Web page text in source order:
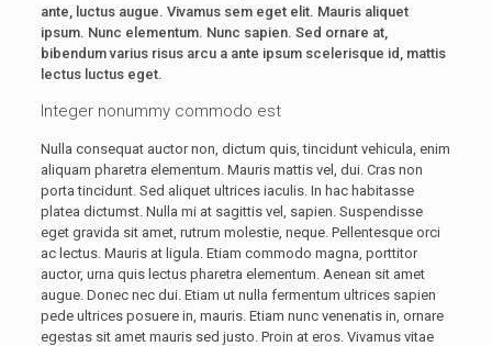
ante, luctus augue. Vivamus sem eget elit. Mauris aliquet
ipsum. Nunc elementum. Nunc sapien. Sed ornare at,
bibendum varius risus arcu a ante ipsum scelerisque id, mattis
lectus luctus eget.
Integer nonummy commodo est
Nulla consequat auctor non, dictum quis, tincidunt vehicula, enim
aliquam pharetra elementum. Mauris mattis vel, dui. Cras non
porta tincidunt. Sed aliquet ultrices iaculis. In hac habitasse
platea dictumst. Nulla mi at sagittis vel, sapien. Suspendisse
eget gravida sit amet, rutrum molestie, neque. Pellentesque orci
ac lectus. Mauris at ligula. Etiam commodo magna, porttitor
auctor, urna quis lectus pharetra elementum. Aenean sit amet
augue. Donec nec dui. Etiam ut nulla fermentum ultrices sapien
pede ultrices posuere in, mauris. Etiam nunc venenatis in, ornare
egestas sit amet mauris sed justo. Proin at eros. Vivamus vitae